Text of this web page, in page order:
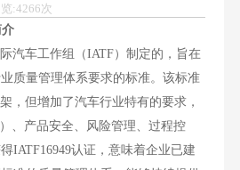
:4266次
车工作组（IATF）制定的，旨在
质量管理体系要求的标准。该标准
，但增加了汽车行业特有的要求，
、产品安全、风险管理、过程控
IATF16949认证，意味着企业已建